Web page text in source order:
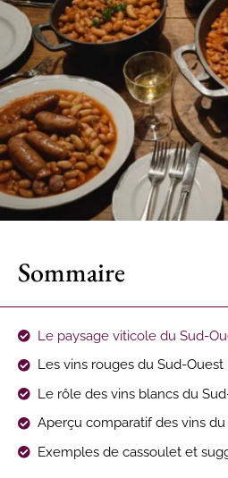
Sommaire
Le paysage viticole du Sud-
Les vins rouges du Sud-
Le rôle des vins blancs du
Aperçu comparatif des vins
Exemples de cassoulet et